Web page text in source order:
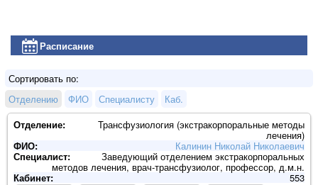
Расписание
Сортировать по:
Отделению
ФИО Специалисту
Каб.
Отделение:
Трансфузиология (экстракорпоральные методы
лечения)
ФИО: Калинин Николай Николаевич
Специалист: Заведующий отделением экстракорпоральных
методов лечения, врач-трансфузиолог, профессор, д.м.н.
Кабинет:
553